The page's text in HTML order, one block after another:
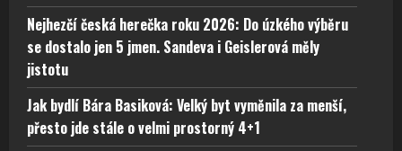
Nejhezčí česká herečka roku 2026: Do úzkého výběru
se dostalo jen 5 jmen. Sandeva i Geislerová měly
jistotu
Jak bydlí Bára Basiková: Velký byt vyměnila za menší,
přesto jde stále o velmi prostorný 4+1